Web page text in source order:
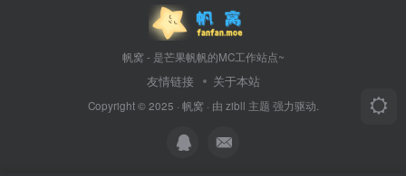
帆窝 - 是芒果帆帆的MC工作站点~
友情链接 关于本站
Copyright © 2025 · 帆窝 · 由 zibll 主题 强力驱动.